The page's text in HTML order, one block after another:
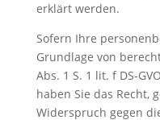
erklärt werden.
Sofern Ihre
Grundlage von
Abs. 1 S. 1 lit. f DS-
haben Sie das Recht,
Widerspruch gegen